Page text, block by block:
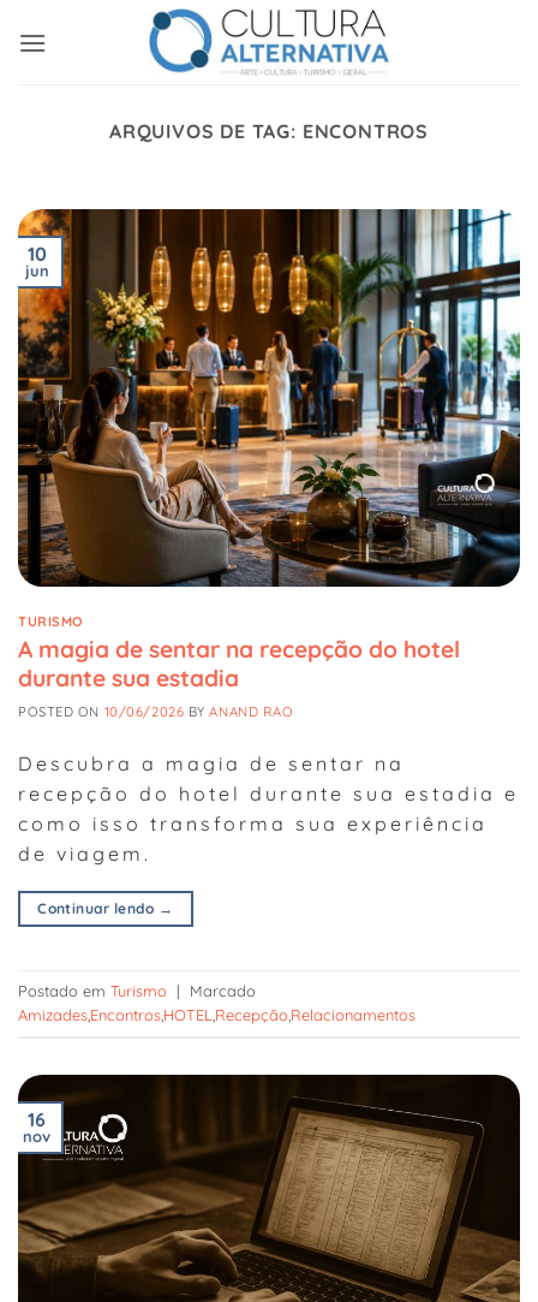
ARQUIVOS DE TAG: ENCONTROS
10
jun
TURISMO
A magia de sentar na recepção do hotel
durante sua estadia
POSTED ON 10/06/2026 BYANAND RAO
Descubra a magia de sentar na
recepção do hotel durante sua estadia e
como isso transforma sua experiência
de viagem.
Continuar lendo →
Postado em Turismo |
Marcado
AmizadesEncontrosHOTEL Recepção Relacionamentos
16
nov